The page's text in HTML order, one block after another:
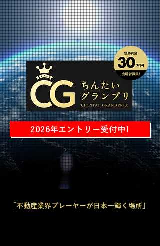
2026年エントリー受付中!
​「不動産業界プレーヤーが日本一輝く場所」